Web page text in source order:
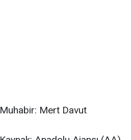
Muhabir: Mert Davut